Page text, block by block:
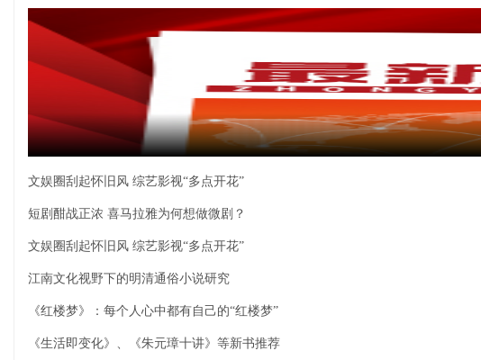
文娱圈刮起怀旧风 综艺影视“多点开花”
短剧酣战正浓 喜马拉雅为何想做微剧？
文娱圈刮起怀旧风 综艺影视“多点开花”
江南文化视野下的明清通俗小说研究
《红楼梦》：每个人心中都有自己的“红楼梦”
《生活即变化》、《朱元璋十讲》等新书推荐